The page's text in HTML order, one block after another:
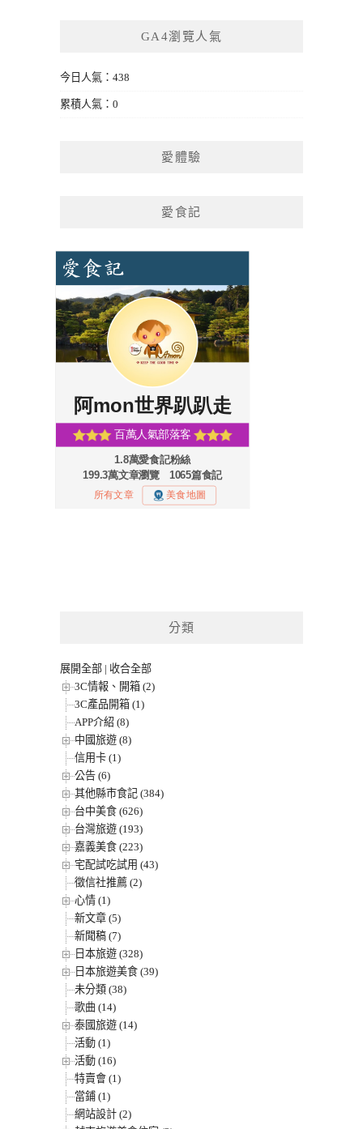
GA4瀏覽人氣
今日人氣：438
累積人氣：0
愛體驗
愛食記
分類
展開全部 | 收合全部
3C情報、開箱 (2)
3C產品開箱 (1)
APP介紹 (8)
中國旅遊 (8)
信用卡 (1)
公告 (6)
其他縣市食記 (384)
台中美食 (626)
台灣旅遊 (193)
嘉義美食 (223)
宅配試吃試用 (43)
徵信社推薦 (2)
心情 (1)
新文章 (5)
新聞稿 (7)
日本旅遊 (328)
日本旅遊美食 (39)
未分類 (38)
歌曲 (14)
泰國旅遊 (14)
活動 (1)
活動 (16)
特賣會 (1)
當鋪 (1)
網站設計 (2)